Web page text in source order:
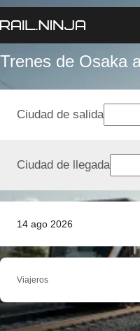
Trenes de Osaka
14 ago 2026
Ciudad de salida
Ciudad de llegada
Viajeros